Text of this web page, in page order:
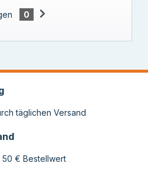
0
täglichen Versand
€ Bestellwert